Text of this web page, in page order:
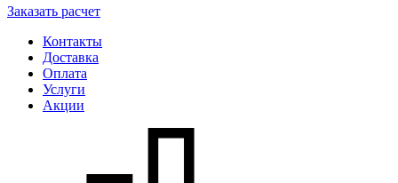
Заказать расчет
Контакты
Доставка
Оплата
Услуги
Акции